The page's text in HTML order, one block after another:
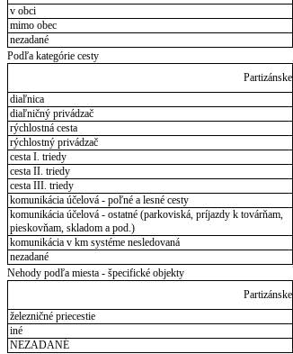
v obci
mimo obec
nezadané
Podľa kategórie cesty
Partizánske
diaľnica
diaľničný privádzač
rýchlostná cesta
rýchlostný privádzač
cesta I. triedy
cesta II. triedy
cesta III. triedy
komunikácia účelová - poľné a lesné cesty
komunikácia účelová - ostatné (parkoviská, príjazdy k továrňam,
pieskovňam, skladom a pod.)
komunikácia v km systéme nesledovaná
nezadané
Nehody podľa miesta - špecifické objekty
Partizánske
železničné priecestie
iné
NEZADANÉ